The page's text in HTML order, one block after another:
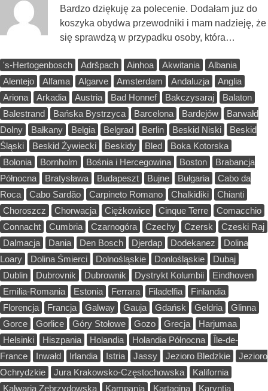
Bardzo dziękuję za polecenie. Dodałam juz do
koszyka obydwa przewodniki i mam nadzieję, że
się sprawdzą w przypadku osoby, która…
's-Hertogenbosch Adršpach Ainhoa Akwitania
Albania
Alentejo
Alfama Algarve Amsterdam Andaluzja
Anglia
Ariona
Arkadia Austria Bad Honnef Bakczysaraj
Balaton
Balestrand
Bańska Bystrzyca Barcelona Bardejów
Barwałd
Dolny
Bałkany Belgia Belgrad Berlin Beskid Niski
Beskid
Śląski
Beskid Żywiecki Beskidy Bled
Boka Kotorska
Bolonia
Bornholm Bośnia i Hercegowina Boston
Brabancja
Północna
Bratysława Budapeszt Bujne Bułgaria
Cabo da
Roca
Cabo Sardão Carpineto Romano Chalkidiki
Chianti
Choroszcz
Chorwacja Ciężkowice Cinque Terre
Comacchio
Connacht
Cumbria Czarnogóra Czechy Czersk
Czeski Raj
Dalmacja
Dania Den Bosch Djerdap Dodekanez
Dolina
Loary
Dolina Śmierci Dolnośląskie Donlośląskie
Dubaj
Dublin
Dubrovnik Dubrownik Dystrykt Kolumbii
Eindhoven
Emilia-Romania
Estonia Ferrara Filadelfia
Finlandia
Florencja
Francja Galway Gauja Gdańsk Geldria
Glinna
Gorce
Gorlice Góry Stołowe Gozo Grecja
Harjumaa
Helsinki
Hiszpania Holandia Holandia Północna
Île-de-
France
Inwałd Irlandia Istria Jassy Jezioro Bledzkie
Jezioro
Ochrydzkie
Jura Krakowsko-Częstochowska
Kalifornia
Kalwaria Zebrzydowska
Kampania Kartagina Karyntia